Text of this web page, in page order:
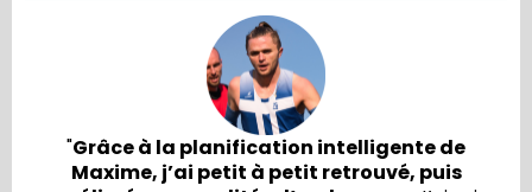
"Grâce à la planification intelligente de
Maxime, j’ai petit à petit retrouvé, puis